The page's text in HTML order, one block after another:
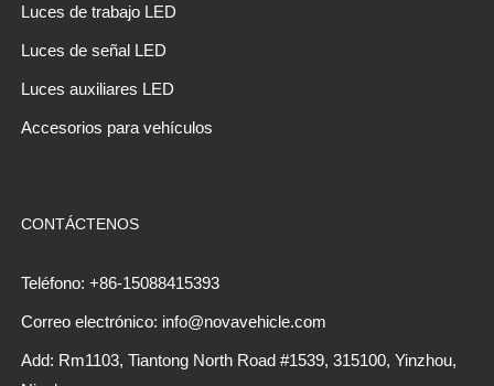
Luces de trabajo LED
Luces de señal LED
Luces auxiliares LED
Accesorios para vehículos
CONTÁCTENOS
Teléfono: +86-15088415393
Correo electrónico: info@novavehicle.com
Add: Rm1103, Tiantong North Road #1539, 315100, Yinzhou,